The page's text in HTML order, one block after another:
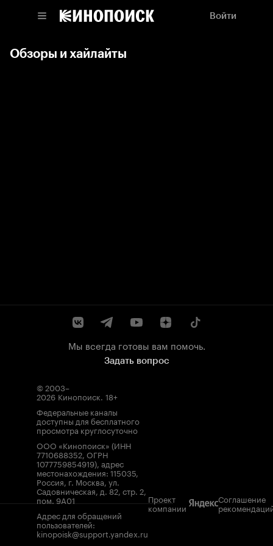
Войти
Обзоры и хайлайты
Мы всегда готовы вам помочь.
Задать вопрос
© 2003–
2026 Кинопоиск. 18+
Федеральные каналы
доступны для бесплатного
просмотра круглосуточно
ООО «Кинопоиск» (ИНН
7710688352, ОГРН
1077759854919), адрес
местонахождения: 115035,
Россия, г. Москва, ул.
Садовническая, д. 82, стр. 2,
пом. 9А01
Адрес для обращений
пользователей:
kinopoisk@support.yandex.ru
Проект
компании
Соглашение